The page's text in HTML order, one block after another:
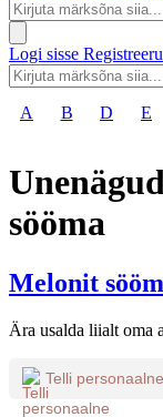
Logi sisse
A B D E
sööma
Melonit
Ära usalda liialt oma
Telli